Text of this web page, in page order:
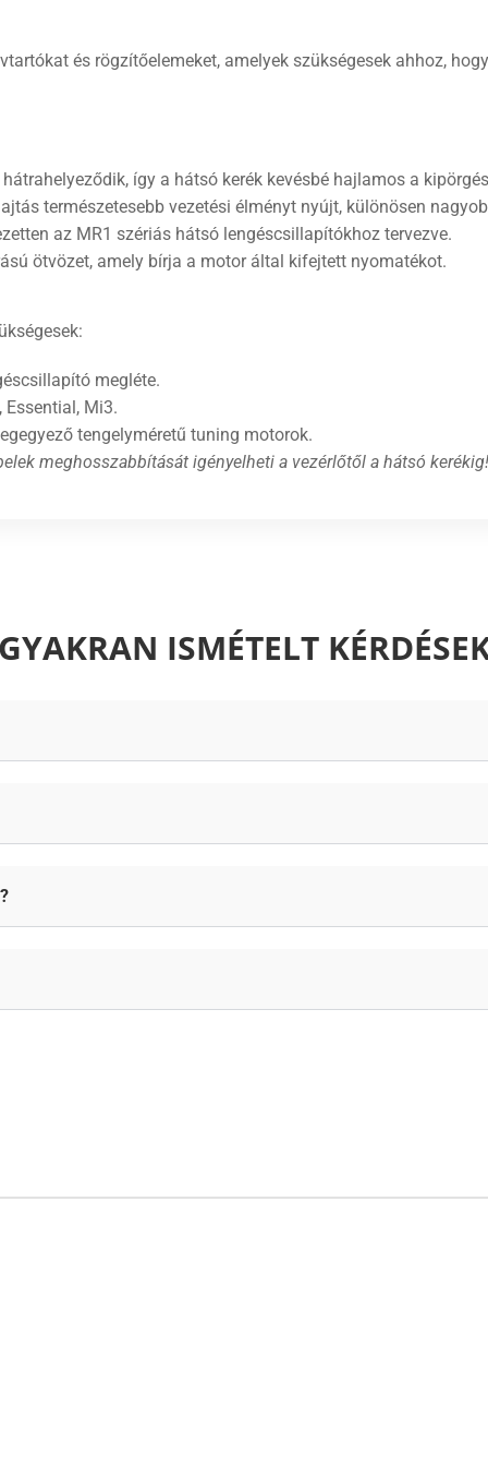
és rögzítőelemeket, amelyek szükségesek ahhoz,
így a hátsó kerék kevésbé hajlamos a
természetesebb vezetési élményt nyújt, különösen
az MR1 szériás hátsó lengéscsillapítókhoz tervezve.
ötvözet, amely bírja a motor által kifejtett nyomatékot.
megléte.
Essential, Mi3.
tengelyméretű tuning motorok.
meghosszabbítását igényelheti a vezérlőtől a hátsó kerékig!
ISMÉTELT